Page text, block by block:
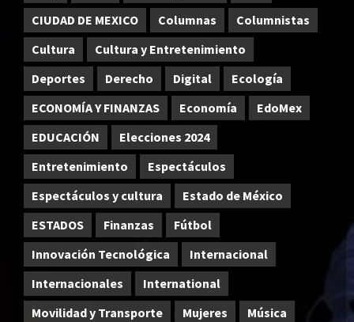
CIUDAD DE MEXICO
Columnas
Columnistas
Cultura
Cultura y Entretenimiento
Deportes
Derecho Digital
Ecología
ECONOMÍA Y FINANZAS
Economía
EdoMex
EDUCACIÓN
Elecciones 2024
Entretenimiento
Espectáculos
Espectáculos y cultura
Estado de México
ESTADOS
Finanzas
Fútbol
Innovación Tecnológica
Internacional
Internacionales
International
Movilidad y Transporte
Mujeres
Música